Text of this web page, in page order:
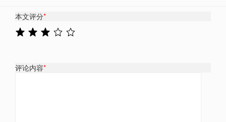
本文评分*
评论内容*